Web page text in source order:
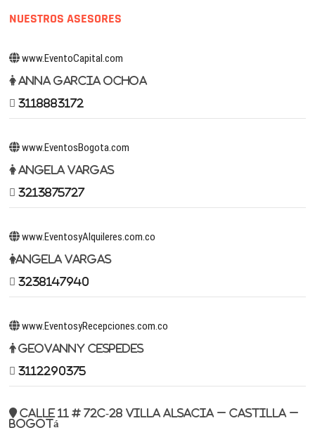
NUESTROS ASESORES
www.EventoCapital.com
Anna Garcia Ochoa
3118883172
www.EventosBogota.com
Angela Vargas
3213875727
www.EventosyAlquileres.com.co
Angela Vargas
3238147940
www.EventosyRecepciones.com.co
Geovanny Cespedes
3112290375
Calle 11 # 72c-28 Villa Alsacia – Castilla –
Bogotá